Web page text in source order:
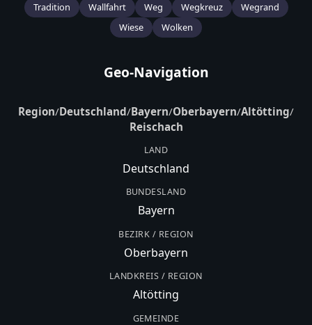
Tradition
Wallfahrt Weg Wegkreuz
Wegrand
Wiese
Wolken
Geo-Navigation
Region/Deutschland/Bayern/Oberbayern/Altötting/
Reischach
LAND
Deutschland
BUNDESLAND
Bayern
BEZIRK / REGION
Oberbayern
LANDKREIS / REGION
Altötting
GEMEINDE